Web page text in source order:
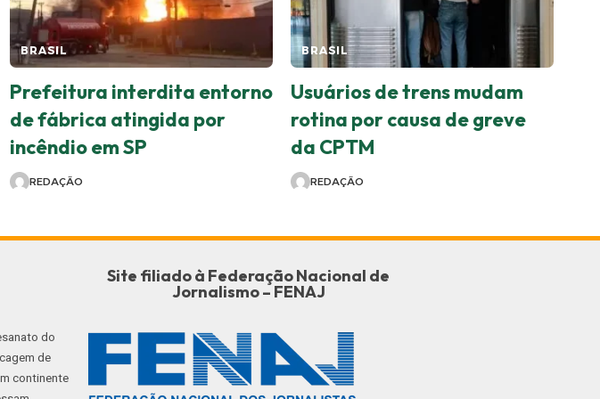
BRASIL
Prefeitura interdita entorno
de fábrica atingida por
incêndio em SP
REDAÇÃO
BRASIL
Usuários de trens mudam
rotina por causa de greve
da CPTM
REDAÇÃO
do
de
continente
Site filiado à Federação Nacional de
Jornalismo – FENAJ